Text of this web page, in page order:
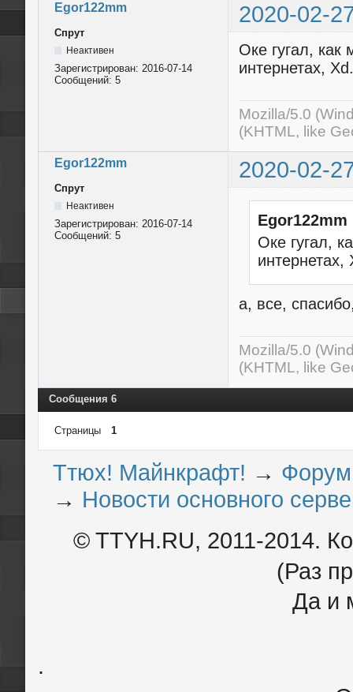
Egor122mm 2020-02-
Спрут
Неактивен
Зарегистрирован: 2016-07-14
Сообщений: 5
Оке гугал, как
интернетах,
Mozilla/5.0
(KHTML, like
Egor122mm 2020-02-
Спрут
Неактивен
Зарегистрирован: 2016-07-14
Сообщений: 5
Оке гугал,
интернетах,
а, все,
Mozilla/5.0
(KHTML, like
Сообщения 6
Страницы 1
Ттюх! Майнкрафт! → Форум
→ Новости основного
© TTYH.RU, 2011-2014.
(Раз
Да и
.